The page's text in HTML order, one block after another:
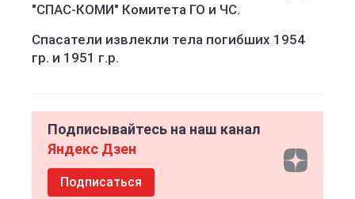
"СПАС-КОМИ" Комитета ГО и ЧС.
Спасатели извлекли тела погибших 1954
гр. и 1951 г.р.
Подписывайтесь на наш канал
Яндекс Дзен
Подписаться